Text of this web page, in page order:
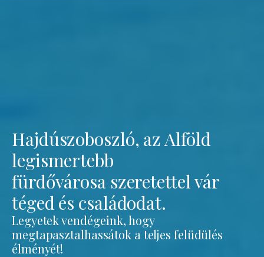
Hajdúszoboszló, az Alföld
legismertebb
fürdővárosa szeretettel vár
téged és családodat.
Legyetek vendégeink, hogy
megtapasztalhassátok a teljes felüdülés
élményét!